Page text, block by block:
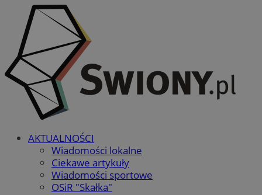
AKTUALNOŚCI
Wiadomości lokalne
Ciekawe artykuły
Wiadomości sportowe
OSiR "Skałka"